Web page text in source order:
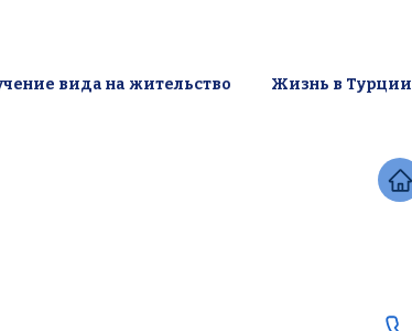
вида на жительство Жизнь в Турции